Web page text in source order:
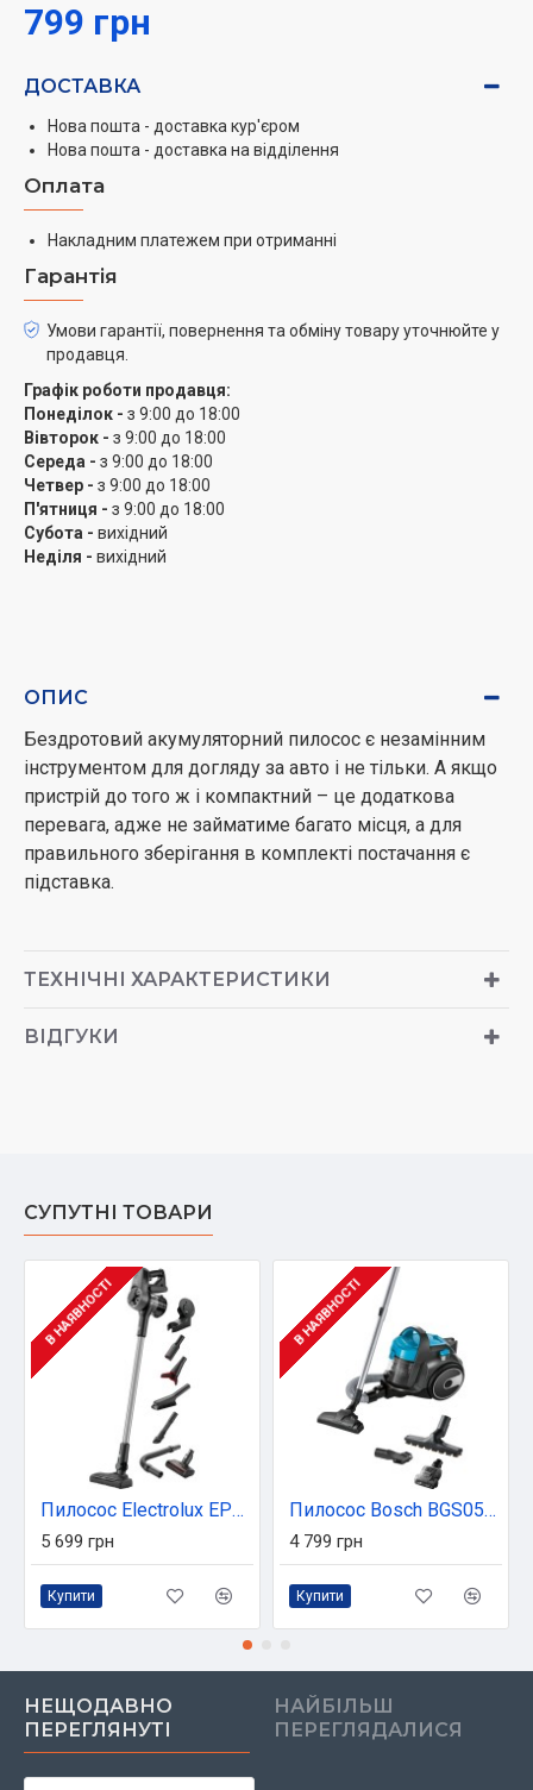
799 грн
ДОСТАВКА
Нова пошта - доставка кур'єром
Нова пошта - доставка на відділення
Оплата
Накладним платежем при отриманні
Гарантія
Умови гарантії, повернення та обміну товару уточнюйте у
продавця.
Графік роботи продавця:
Понеділок - з 9:00 до 18:00
Вівторок - з 9:00 до 18:00
Середа - з 9:00 до 18:00
Четвер - з 9:00 до 18:00
П'ятниця - з 9:00 до 18:00
Субота - вихідний
Неділя - вихідний
ОПИС
Бездротовий акумуляторний пилосос є незамінним
інструментом для догляду за авто і не тільки. А якщо
пристрій до того ж і компактний – це додаткова
перевага, адже не займатиме багато місця, а для
правильного зберігання в комплекті постачання є
підставка.
ТЕХНІЧНІ ХАРАКТЕРИСТИКИ
ВІДГУКИ
СУПУТНІ ТОВАРИ
В НАЯВНОСТІ
Пилосос Electrolux EP31CB21GP
5 699 грн
Купити
В НАЯВНОСТІ
Пилосос Bosch BGS05X240
4 799 грн
Купити
НЕЩОДАВНО
ПЕРЕГЛЯНУТІ
НАЙБІЛЬШ
ПЕРЕГЛЯДАЛИСЯ